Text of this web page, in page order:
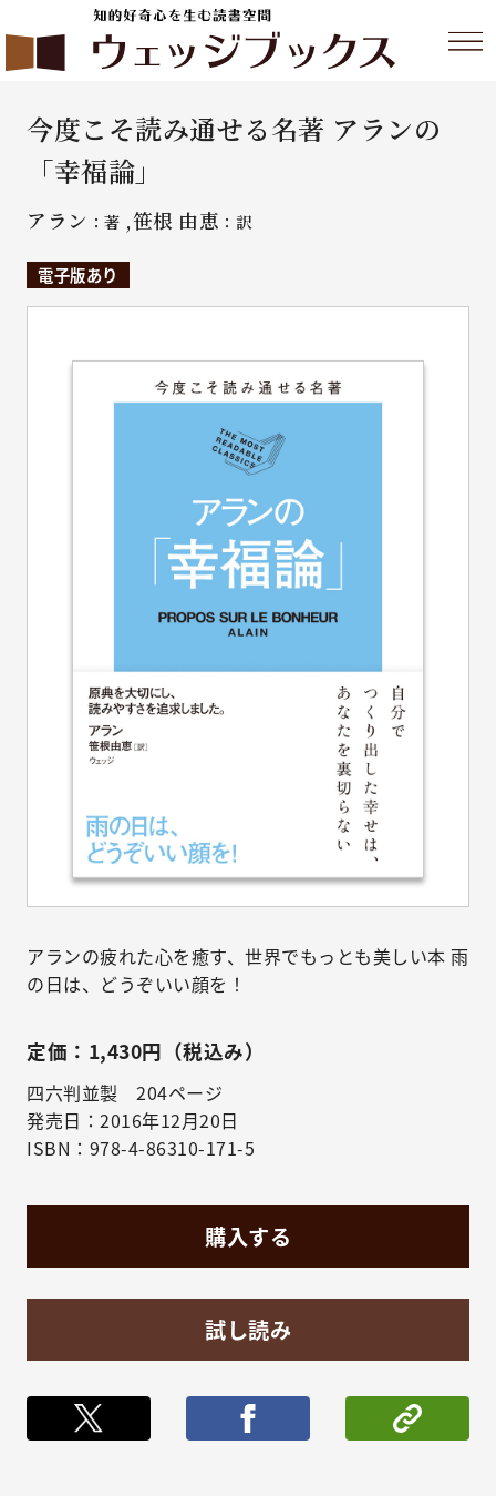
今度こそ読み通せる名著 アランの
「幸福論」
アラン ：著 ,笹根 由恵 ：訳
電子版あり
アランの疲れた心を癒す、世界でもっとも美しい本 雨
の日は、どうぞいい顔を！
定価：1,430円（税込み）
四六判並製 204ページ
発売日：2016年12月20日
ISBN：978-4-86310-171-5
購入する
試し読み
ポストする シェア